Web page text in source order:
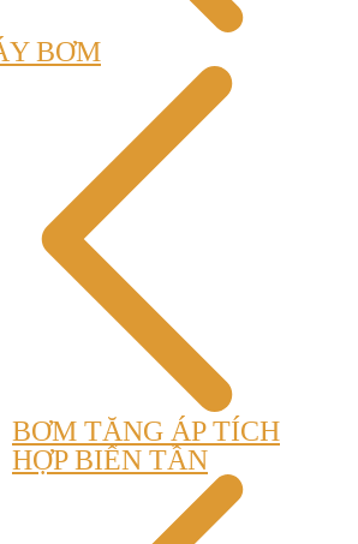
BƠM
BƠM TĂNG ÁP TÍCH
HỢP BIẾN TẦN